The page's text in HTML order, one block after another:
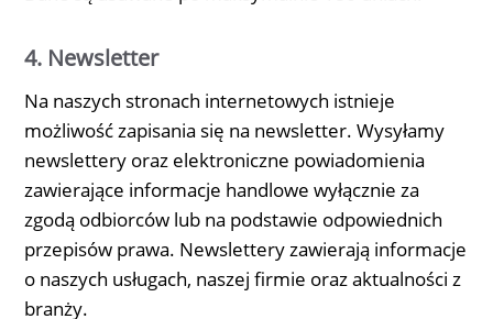
4. Newsletter
Na naszych stronach internetowych istnieje
możliwość zapisania się na newsletter. Wysyłamy
newslettery oraz elektroniczne powiadomienia
zawierające informacje handlowe wyłącznie za
zgodą odbiorców lub na podstawie odpowiednich
przepisów prawa. Newslettery zawierają informacje
o naszych usługach, naszej firmie oraz aktualności z
branży.